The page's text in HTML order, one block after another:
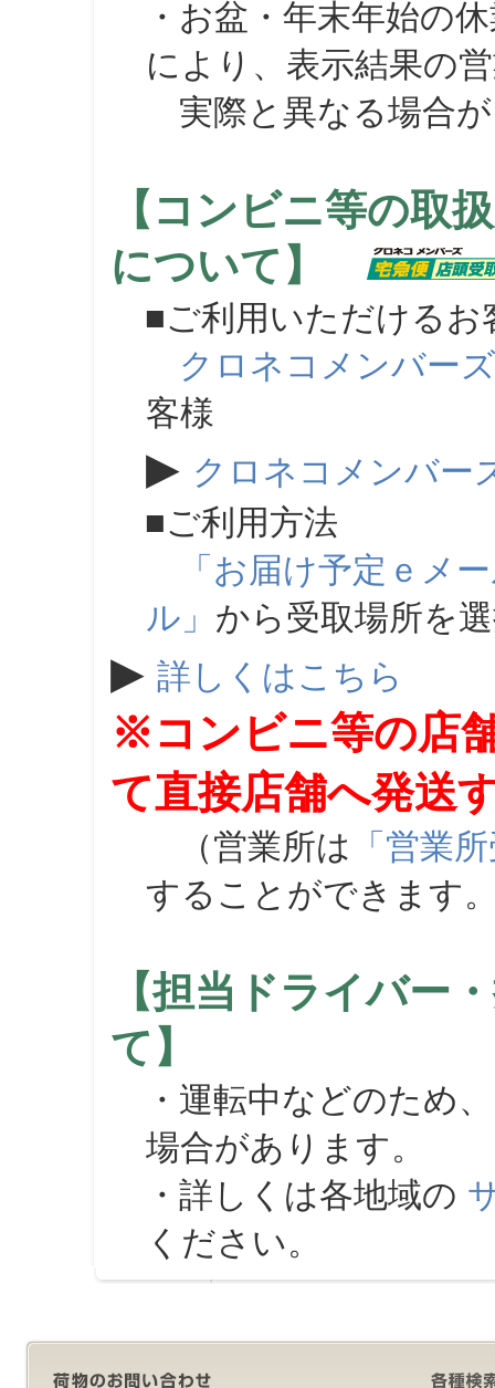
・お盆・年末年始の
により、表示結果の
実際と異なる場合が
【コンビニ等の取
について】
■ご利用いただけるお
クロネコメンバーズ
客様
▶ クロネコメンバー
■ご利用方法
「お届け予定ｅメ
ル」 から受取場所を
▶ 詳しくはこちら
※コンビニ等の店
て直接店舗へ発送
（営業所は 「営業
することができます
【担当ドライバー
て】
・運転中などのため
場合があります。
・詳しくは各地域の
ください。